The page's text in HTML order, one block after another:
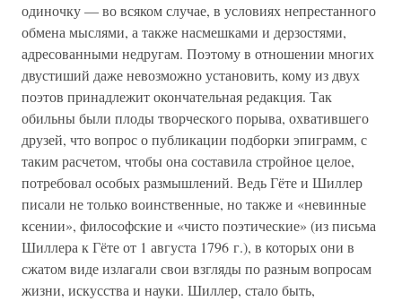
одиночку — во всяком случае, в условиях непрестанного
обмена мыслями, а также насмешками и дерзостями,
адресованными недругам. Поэтому в отношении многих
двустиший даже невозможно установить, кому из двух
поэтов принадлежит окончательная редакция. Так
обильны были плоды творческого порыва, охватившего
друзей, что вопрос о публикации подборки эпиграмм, с
таким расчетом, чтобы она составила стройное целое,
потребовал особых размышлений. Ведь Гёте и Шиллер
писали не только воинственные, но также и «невинные
ксении», философские и «чисто поэтические» (из письма
Шиллера к Гёте от 1 августа 1796 г.), в которых они в
сжатом виде излагали свои взгляды по разным вопросам
жизни, искусства и науки. Шиллер, стало быть,